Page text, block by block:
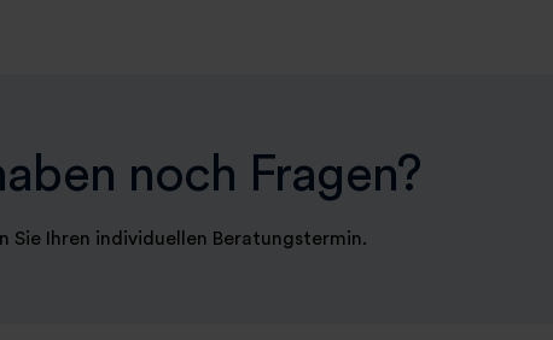
noch Fragen?
Sie Ihren individuellen Beratungstermin.